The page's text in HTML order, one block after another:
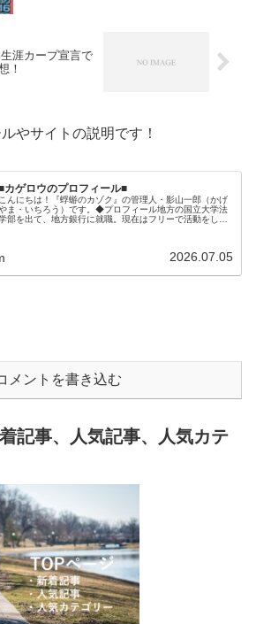
涯カープ宣言で
！
やサイトの説明です！
カゲロウのプロフィール■
こんにちは！『蜉蝣のカゾク』の管理人・影山一郎（かげ
ま・いちろう）です。◆プロフィール地方の国立大学法
部を出て、地方銀行に就職。現在はフリーで活動をして
2026.07.05
メントを書き込む
記事、人気記事、人気カテ